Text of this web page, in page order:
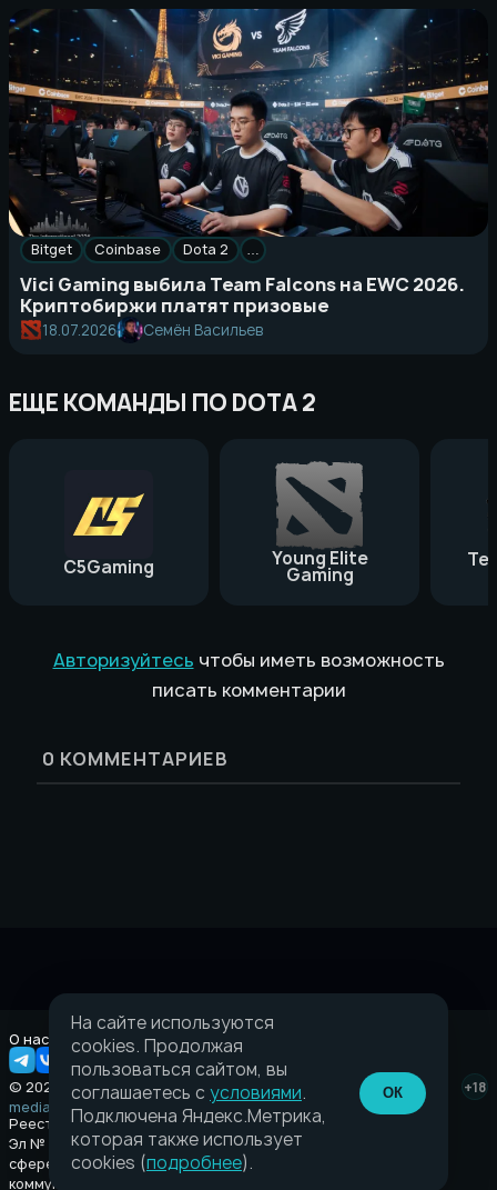
Bitget Coinbase Dota 2 …
Vici Gaming выбила Team Falcons на EWC 2026.
Криптобиржи платят призовые
18.07.2026 Семён Васильев
ЕЩЕ КОМАНДЫ ПО DOTA 2
C5Gaming Young Elite
Gaming
Авторизуйтесь чтобы иметь возможность
писать комментарии
0 КОММЕНТАРИЕВ
О нас Правовая информация
© 2026 Taverna.gg
+18
media@taverna.gg
Реестровая запись:
Эл № ФС77-89710 выдано Федеральной службой по надзору в
сфере связи, информационных технологий и массовых
коммуникаций (Роскомнадзор) от 08 июля 2025.
На сайте используются
cookies. Продолжая
пользоваться сайтом, вы
соглашаетесь с условиями.
Подключена Яндекс.Метрика,
которая также использует
cookies (подробнее).
ОК